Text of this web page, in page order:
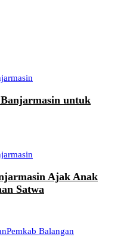
untuk
Ajak Anak
Satwa
Pemkab Balangan